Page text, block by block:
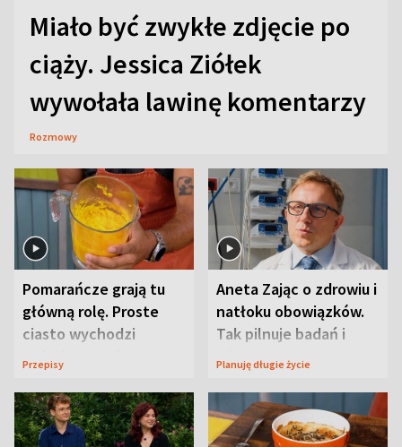
Miało być zwykłe zdjęcie po
ciąży. Jessica Ziółek
wywołała lawinę komentarzy
Rozmowy
Pomarańcze grają tu
główną rolę. Proste
ciasto wychodzi
wyjątkowo wilgotne
Przepisy
Aneta Zając o zdrowiu i
natłoku obowiązków.
Tak pilnuje badań i
wizyt
Planuję długie życie